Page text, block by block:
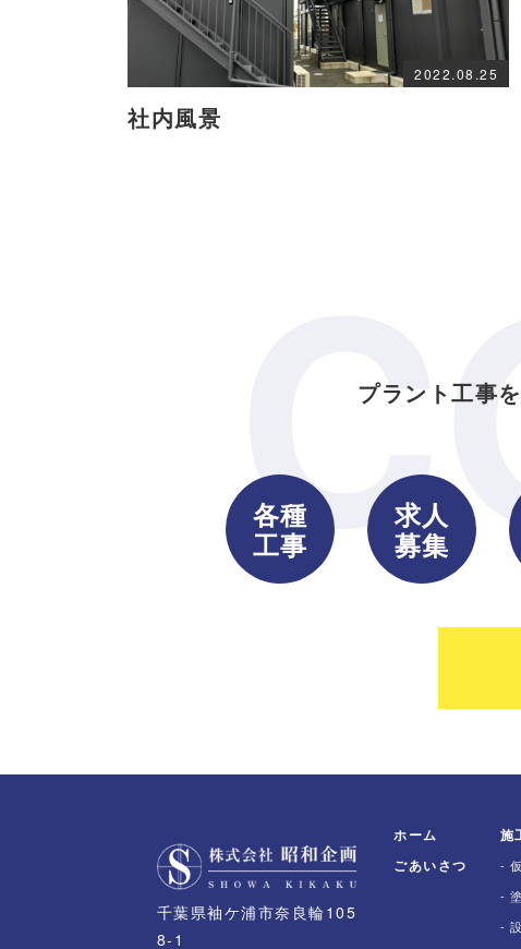
2022.08.25
社内風景
プラント工事
各種
工事
求人
募集
千葉県袖ケ浦市奈良輪105
8-1
ホーム
ごあいさつ
施